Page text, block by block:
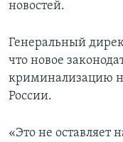
новостей.
Генеральный
что новое
криминализацию
России.
«Это не оставляет